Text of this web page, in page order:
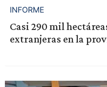
INFORME
Casi 290 mil
extranjeras en la